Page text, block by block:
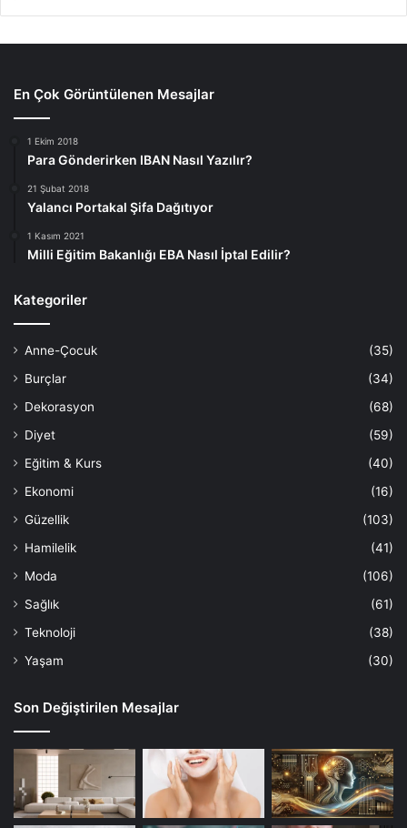
En Çok Görüntülenen Mesajlar
1 Ekim 2018
Para Gönderirken IBAN Nasıl Yazılır?
21 Şubat 2018
Yalancı Portakal Şifa Dağıtıyor
1 Kasım 2021
Milli Eğitim Bakanlığı EBA Nasıl İptal Edilir?
Kategoriler
Anne-Çocuk
(35)
Burçlar
(34)
Dekorasyon
(68)
Diyet
(59)
Eğitim & Kurs
(40)
Ekonomi
(16)
Güzellik
(103)
Hamilelik
(41)
Moda
(106)
Sağlık
(61)
Teknoloji
(38)
Yaşam
(30)
Son Değiştirilen Mesajlar